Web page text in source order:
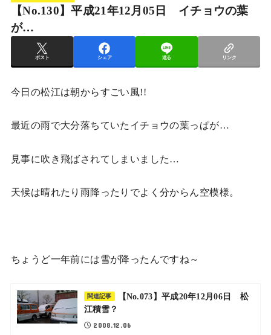
【No.130】平成21年12月05日 イチョウの葉
が…
ポスト シェア 送る リンク
今日の松江は朝からすごい風!!
最近の雨で大分落ちていたイチョウの葉っぱが…
見事に吹き飛ばされてしまいました…
天候は晴れたり雨降ったりでよく分からん空模様。
ちょうど一年前には雪が降ったんですね～
関連記事
【No.073】平成20年12月06日 松
江積雪？
2008.12.06